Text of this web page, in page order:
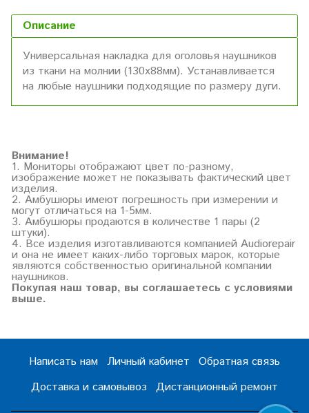
Описание
Универсальная накладка для оголовья наушников
из ткани на молнии (130х88мм). Устанавливается
на любые наушники подходящие по размеру дуги.
Внимание!
1. Мониторы отображают цвет по-разному,
изображение может не показывать фактический цвет
изделия.
2. Амбушюры имеют погрешность при измерении и
могут отличаться на 1-5мм.
3. Амбушюры продаются в количестве 1 пары (2
штуки).
4. Все изделия изготавливаются компанией Audiorepair
и она не имеет каких-либо торговых марок, которые
являются собственностью оригинальной компании
наушников.
Покупая наш товар, вы соглашаетесь с условиями
выше.
Написать нам Личный кабинет
Обратная связь
Доставка и самовывоз
Дистанционный ремонт